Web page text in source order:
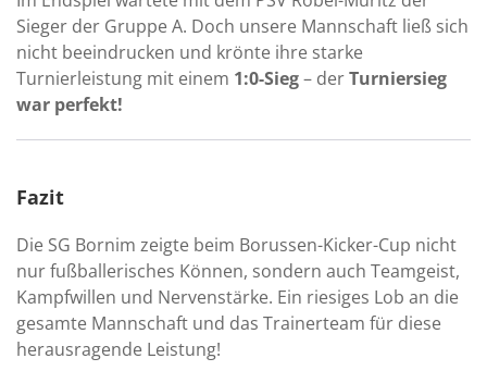
Sieger der Gruppe A. Doch unsere Mannschaft ließ sich
nicht beeindrucken und krönte ihre starke
Turnierleistung mit einem 1:0-Sieg– derTurniersieg
war perfekt!
Fazit
Die SG Bornim zeigte beim Borussen-Kicker-Cup nicht
nur fußballerisches Können, sondern auch Teamgeist,
Kampfwillen und Nervenstärke. Ein riesiges Lob an die
gesamte Mannschaft und das Trainerteam für diese
herausragende Leistung!